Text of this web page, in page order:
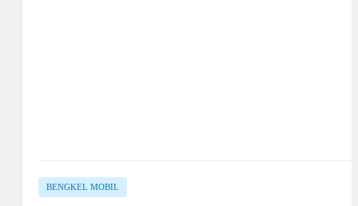
BENGKEL MOBIL